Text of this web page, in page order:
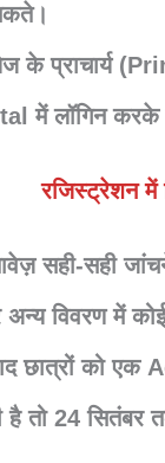
के प्राचार्य
में लॉगिन
रजिस्ट्रेशन में
सही-सही
विवरण में
छात्रों को एक
है तो 24 सितंबर